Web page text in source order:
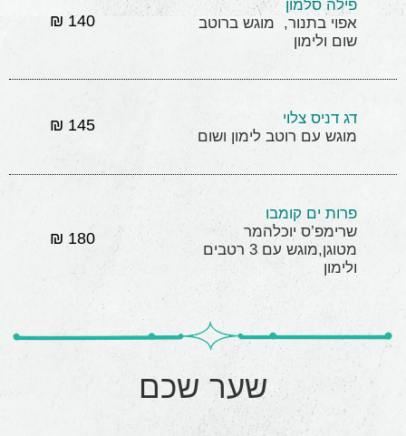
פילה סלמון
אפוי בתנור, מוגש ברוטב
שום ולימון
140 ₪
דג דניס צלוי
מוגש עם רוטב לימון ושום
145 ₪
פרות ים קומבו
שרימפ’ס יוכלהמר
מטוגן,מוגש עם 3 רטבים
ולימון
180 ₪
שער שכם